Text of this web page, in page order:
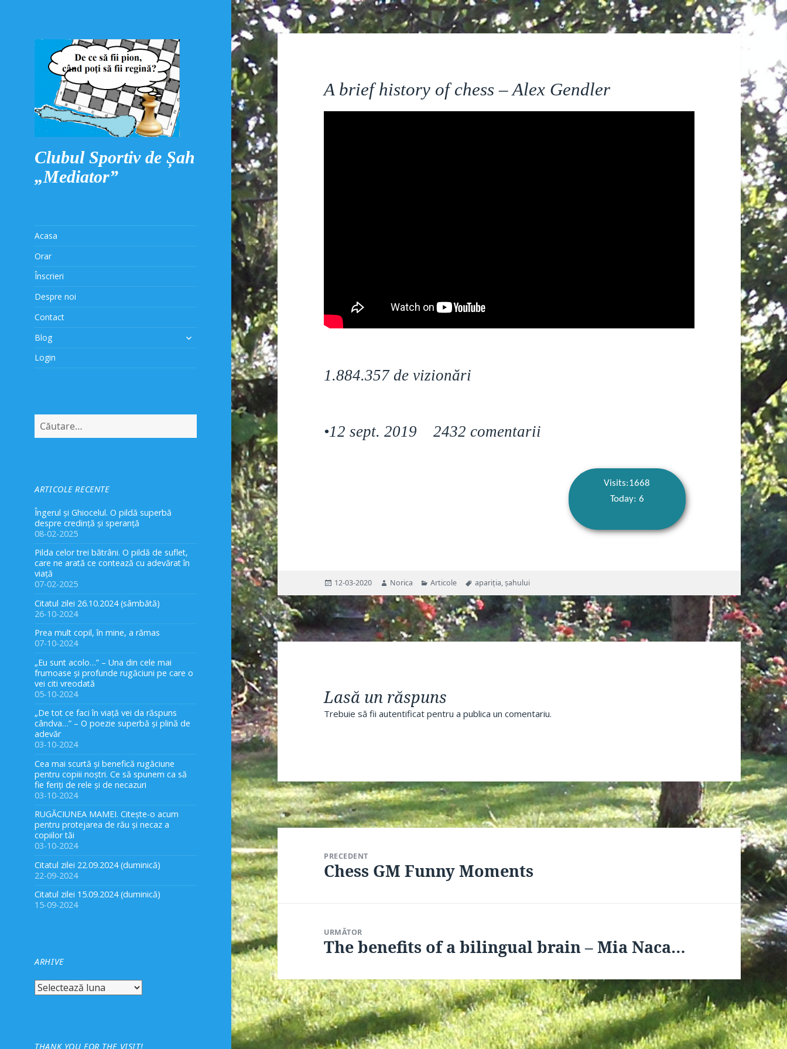
Clubul Sportiv de Șah
„Mediator”
Acasa
Orar
Înscrieri
Despre noi
Contact
Blog
extinde
Login
după:
ARTICOLE RECENTE
Îngerul și Ghiocelul. O pildă superbă
despre credință și speranță
08-02-2025
Pilda celor trei bătrâni. O pildă de suflet,
care ne arată ce contează cu adevărat în
viață
07-02-2025
Citatul zilei 26.10.2024 (sâmbătă)
26-10-2024
Prea mult copil, în mine, a rămas
07-10-2024
„Eu sunt acolo…” – Una din cele mai
frumoase și profunde rugăciuni pe care o
vei citi vreodată
05-10-2024
„De tot ce faci în viață vei da răspuns
cândva…” – O poezie superbă și plină de
adevăr
03-10-2024
Cea mai scurtă și benefică rugăciune
pentru copiii noștri. Ce să spunem ca să
fie feriți de rele și de necazuri
03-10-2024
RUGĂCIUNEA MAMEI. Citește-o acum
pentru protejarea de rău și necaz a
copiilor tăi
03-10-2024
Citatul zilei 22.09.2024 (duminică)
22-09-2024
Citatul zilei 15.09.2024 (duminică)
15-09-2024
ARHIVE
Arhive
THANK YOU FOR THE VISIT!
A brief history of chess – Alex Gendler
1.884.357 de vizionări
•12 sept. 2019 2432 comentarii
Visits:1668
Today: 6
Publicat
12-03-2020 Autor
Norica Categorii
Articole Etichete
apariția,șahului
Lasă un răspuns
Trebuie să fiiautentificat pentru a publica un comentariu.
în
articole
PRECEDENT
Articolul
Chess GM Funny Moments
URMĂTOR
Articolul
The benefits of a bilingual brain – Mia Naca…